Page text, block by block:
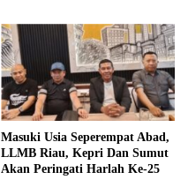
Masuki Usia Seperempat Abad,
LLMB Riau, Kepri Dan Sumut
Akan Peringati Harlah Ke-25